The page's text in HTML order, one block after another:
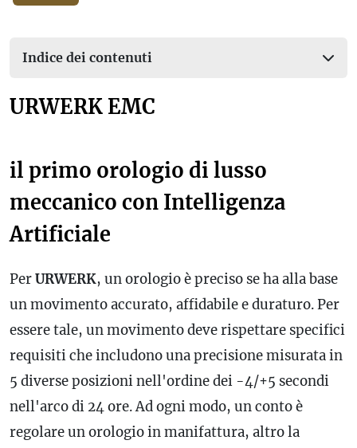
Indice dei contenuti
URWERK EMC
il primo orologio di lusso
meccanico con Intelligenza
Artificiale
PerURWERK, un orologio è preciso se ha alla base
un movimento accurato, affidabile e duraturo. Per
essere tale, un movimento deve rispettare specifici
requisiti che includono una precisione misurata in
5 diverse posizioni nell'ordine dei -4/+5 secondi
nell'arco di 24 ore. Ad ogni modo, un conto è
regolare un orologio in manifattura, altro la